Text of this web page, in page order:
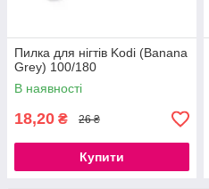
Пилка для нігтів Kodi (Banana
Grey) 100/180
В наявності
18,20 ₴ 26 ₴
Купити